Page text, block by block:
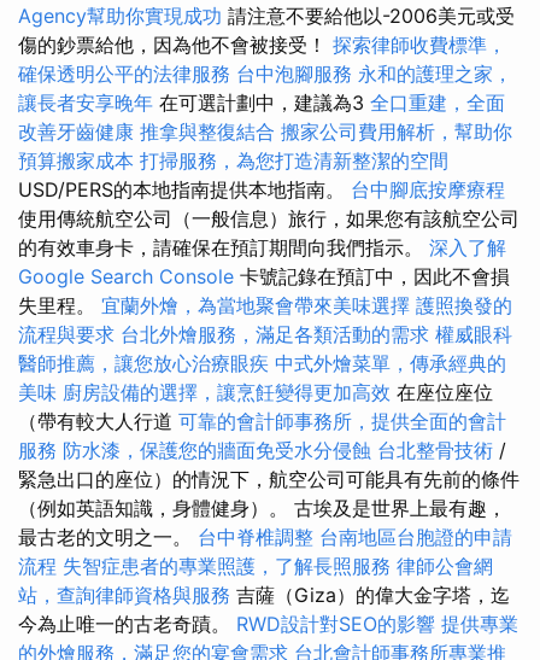
Agency幫助你實現成功 請注意不要給他以-2006美元或受
傷的鈔票給他，因為他不會被接受！ 探索律師收費標準，
確保透明公平的法律服務 台中泡腳服務 永和的護理之家，
讓長者安享晚年 在可選計劃中，建議為3 全口重建，全面
改善牙齒健康 推拿與整復結合 搬家公司費用解析，幫助你
預算搬家成本 打掃服務，為您打造清新整潔的空間
USD/PERS的本地指南提供本地指南。 台中腳底按摩療程
使用傳統航空公司（一般信息）旅行，如果您有該航空公司
的有效車身卡，請確保在預訂期間向我們指示。 深入了解
Google Search Console 卡號記錄在預訂中，因此不會損
失里程。 宜蘭外燴，為當地聚會帶來美味選擇 護照換發的
流程與要求 台北外燴服務，滿足各類活動的需求 權威眼科
醫師推薦，讓您放心治療眼疾 中式外燴菜單，傳承經典的
美味 廚房設備的選擇，讓烹飪變得更加高效 在座位座位
（帶有較大人行道 可靠的會計師事務所，提供全面的會計
服務 防水漆，保護您的牆面免受水分侵蝕 台北整骨技術 /
緊急出口的座位）的情況下，航空公司可能具有先前的條件
（例如英語知識，身體健身）。 古埃及是世界上最有趣，
最古老的文明之一。 台中脊椎調整 台南地區台胞證的申請
流程 失智症患者的專業照護，了解長照服務 律師公會網
站，查詢律師資格與服務 吉薩（Giza）的偉大金字塔，迄
今為止唯一的古老奇蹟。 RWD設計對SEO的影響 提供專業
的外燴服務，滿足您的宴會需求 台北會計師事務所專業推